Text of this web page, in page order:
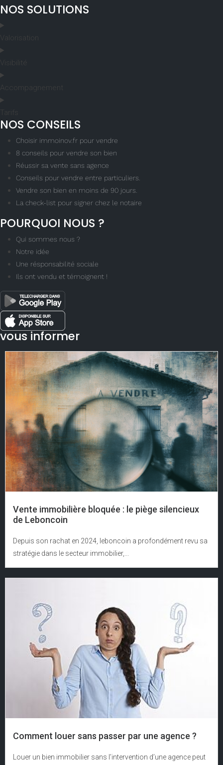
NOS SOLUTIONS
Valorisation
Visibilité
Accompagnement
Tarifs
NOS CONSEILS
Choisir immoinov.fr pour vendre
8 conseils pour vendre son bien
Réussir sa vente sans agence
Conseils pour vendre entre particuliers.
Vendre son bien en moins de 90 jours.
La check-list pour signer chez le notaire
POURQUOI NOUS ?
Qui sommes nous ?
Notre idée
Une résponsabilité sociale
Ils ont vendu et témoignent !
vous informer
Vente immobilière bloquée : le piège silencieux
de Leboncoin
Depuis son rachat en 2024, leboncoin a profondément revu sa
stratégie dans le secteur immobilier,...
Comment louer sans passer par une agence ?
Louer un bien immobilier sans l’intervention d’une agence peut